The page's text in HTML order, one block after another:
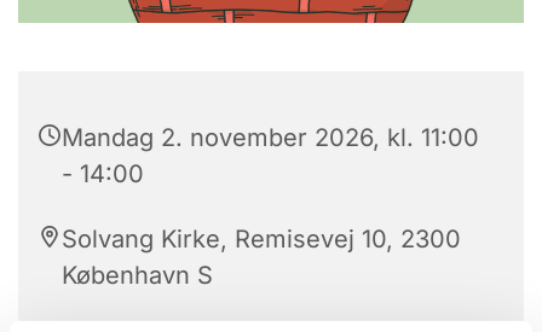
Mandag 2. november 2026, kl. 11:00
- 14:00
Solvang Kirke, Remisevej 10, 2300
København S